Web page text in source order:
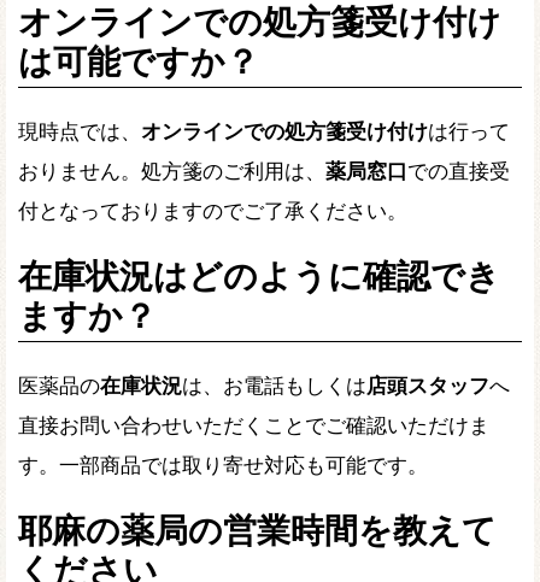
オンラインでの処方箋受け付け
は可能ですか？
現時点では、 オンラインでの処方箋受け付けは行って
おりません。処方箋のご利用は、 薬局窓口での直接受
付となっておりますのでご了承ください。
在庫状況はどのように確認でき
ますか？
医薬品の在庫状況は、お電話もしくは店頭スタッフへ
直接お問い合わせいただくことでご確認いただけま
す。一部商品では取り寄せ対応も可能です。
耶麻の薬局の営業時間を教えて
ください